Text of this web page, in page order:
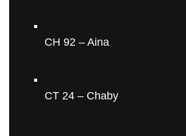
CH 92 – Aina
CT 24 – Chaby